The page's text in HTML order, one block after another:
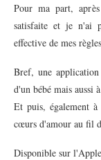
Pour ma part,
satisfaite et je n'ai
effective de mes
Bref, une
d'un bébé mais aussi
Et puis, également
cœurs d'amour au fil
Disponible sur